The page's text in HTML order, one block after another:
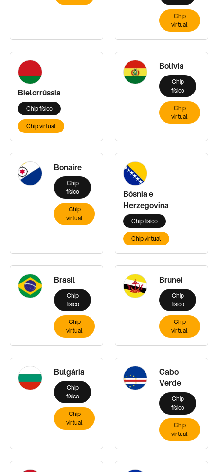
Chip
virtual
Bielorrússia
Chip físico
Chip virtual
Bolívia
Chip
físico
Chip
virtual
Bonaire
Chip
físico
Chip
virtual
Bósnia e
Herzegovina
Chip físico
Chip virtual
Brasil
Chip
físico
Chip
virtual
Brunei
Chip
físico
Chip
virtual
Bulgária
Chip
físico
Chip
virtual
Cabo
Verde
Chip
físico
Chip
virtual